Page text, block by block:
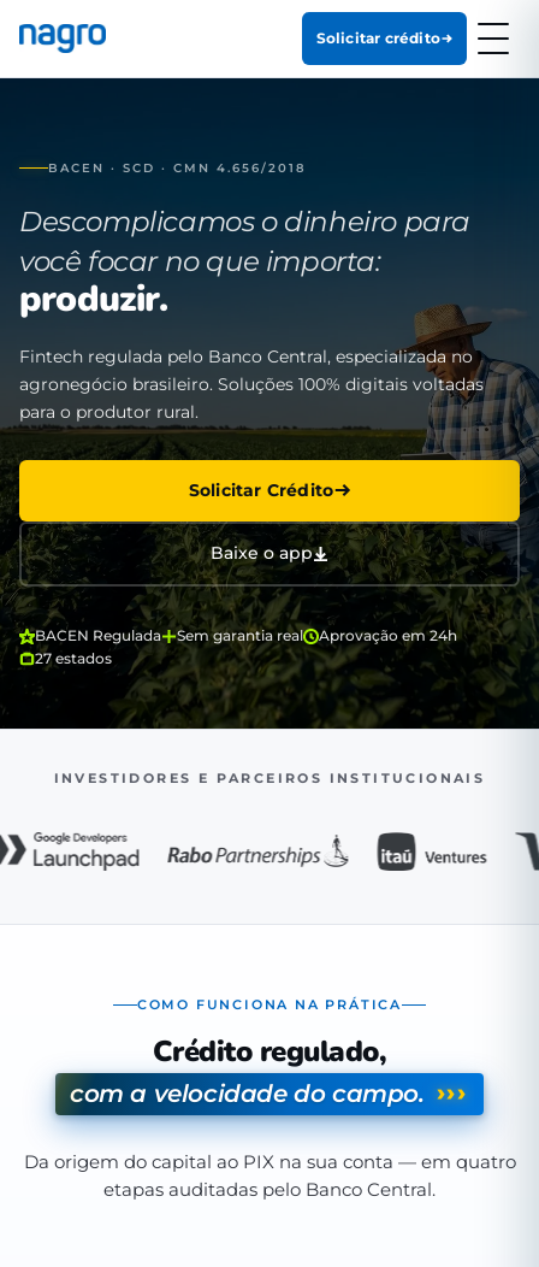
Solicitar crédito
BACEN · SCD · CMN 4.656/2018
Descomplicamos o dinheiro para
você focar no que importa:
produzir.
Fintech regulada pelo Banco Central, especializada no
agronegócio brasileiro. Soluções 100% digitais voltadas
para o produtor rural.
Solicitar Crédito
Baixe o app
BACEN Regulada Sem garantia real
Aprovação em 24h
27 estados
INVESTIDORES E PARCEIROS INSTITUCIONAIS
COMO FUNCIONA NA PRÁTICA
Crédito regulado,
com a velocidade do campo. ›››
Da origem do capital ao PIX na sua conta — em quatro
etapas auditadas pelo Banco Central.